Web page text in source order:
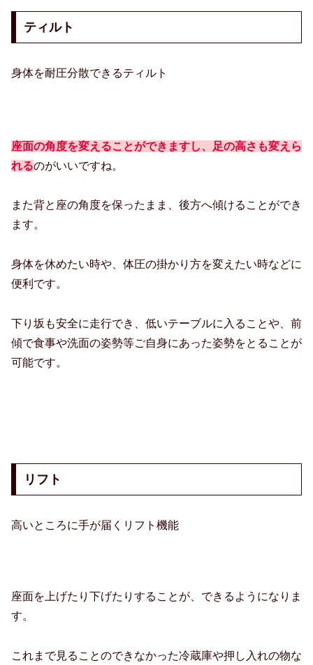
ティルト
身体を耐圧分散できるティルト
座面の角度を変えることができますし、足の高さも変えら
れるのがいいですね。
また背と座の角度を保ったまま、後方へ傾けることができ
ます。
身体を休めたい時や、体圧の掛かり方を変えたい時などに
便利です。
下り坂も安全に走行でき、低いテーブルに入ることや、前
傾で食事や洗面の姿勢等ご自身にあった姿勢をとることが
可能です。
リフト
高いところに手が届くリフト機能
座面を上げたり下げたりすることが、できるようになりま
す。
これまで見ることのできなかった冷蔵庫や押し入れの物な